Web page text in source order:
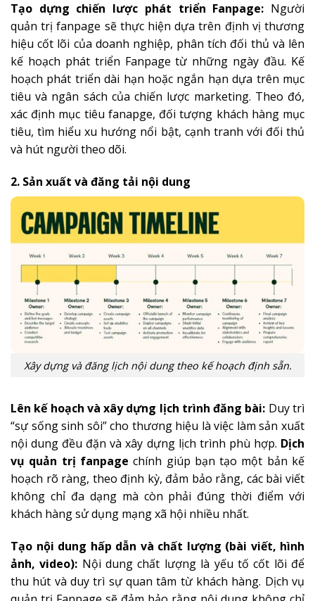
Tạo dựng chiến lược phát triển Fanpage: Người
quản trị fanpage sẽ thực hiện dựa trên định vị thương
hiệu cốt lõi của doanh nghiệp, phân tích đối thủ và lên
kế hoạch phát triển Fanpage từ những ngày đầu. Kế
hoạch phát triển dài hạn hoặc ngắn hạn dựa trên mục
tiêu và ngân sách của chiến lược marketing. Theo đó,
xác định mục tiêu fanapge, đối tượng khách hàng mục
tiêu, tìm hiểu xu hướng nổi bật, cạnh tranh với đối thủ
và hút người theo dõi.
2. Sản xuất và đăng tải nội dung
Xây dựng và đăng lịch nội dung theo kế hoạch định sẵn.
Lên kế hoạch và xây dựng lịch trình đăng bài: Duy trì
“sự sống sinh sôi” cho thương hiệu là việc làm sản xuất
nội dung đều đặn và xây dựng lịch trình phù hợp. Dịch
vụ quản trị fanpage chính giúp bạn tạo một bản kế
hoạch rõ ràng, theo định kỳ, đảm bảo rằng, các bài viết
không chỉ đa dạng mà còn phải đúng thời điểm với
khách hàng sử dụng mạng xã hội nhiều nhất.
Tạo nội dung hấp dẫn và chất lượng (bài viết, hình
ảnh, video): Nội dung chất lượng là yếu tố cốt lõi để
thu hút và duy trì sự quan tâm từ khách hàng. Dịch vụ